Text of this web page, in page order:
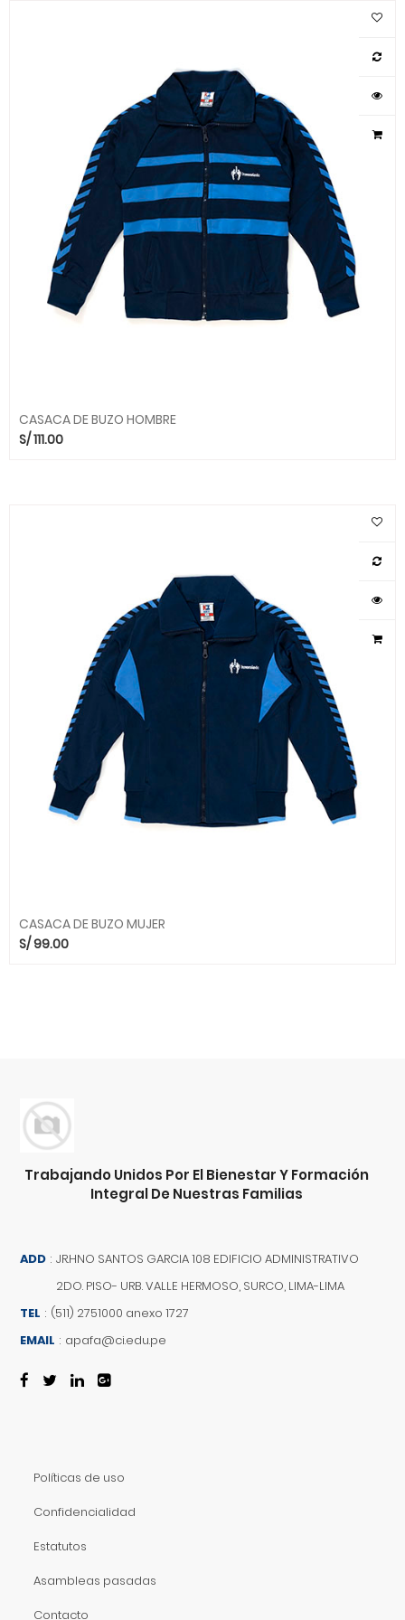
CASACA DE BUZO HOMBRE
S/111.00
CASACA DE BUZO MUJER
S/99.00
Trabajando Unidos Por El Bienestar Y Formación
Integral De Nuestras Familias
ADD : JR.HNO SANTOS GARCIA 108 EDIFICIO ADMINISTRATIVO
2DO. PISO- URB. VALLE HERMOSO, SURCO, LIMA-LIMA
TEL : (511) 2751000 anexo 1727
EMAIL : apafa@ci.edu.pe
Políticas de uso
Confidencialidad
Estatutos
Asambleas pasadas
Contacto